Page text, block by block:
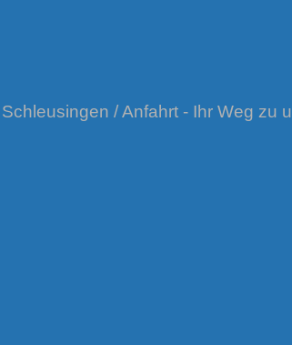
/ Anfahrt - Ihr Weg zu